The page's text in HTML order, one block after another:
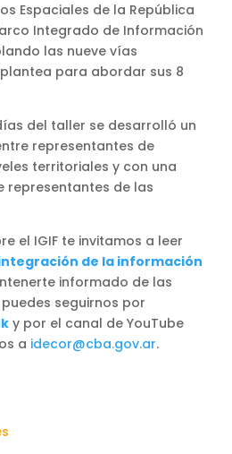
Espaciales de la República
Integrado de Información
las nueve vías
para abordar sus 8
del taller se desarrolló un
representantes de
territoriales y con una
representantes de las
el IGIF te invitamos a leer
de la información
informado de las
puedes seguirnos por
y por el canal de YouTube
a idecor@cba.gov.ar.